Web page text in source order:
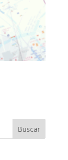
Buscar